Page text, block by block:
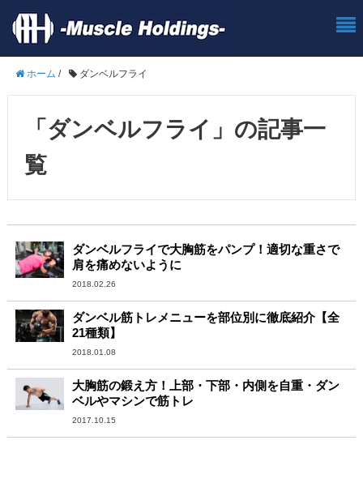
ホーム / ダンベルフライ
「ダンベルフライ」の記事一
覧
ダンベルフライで大胸筋をパンプ！適切な重さで
肩を痛めないように
2018.02.26
ダンベル筋トレメニューを部位別に徹底紹介【全
21種類】
2018.01.08
大胸筋の鍛え方！上部・下部・内側を自重・ダン
ベルやマシンで筋トレ
2017.10.15